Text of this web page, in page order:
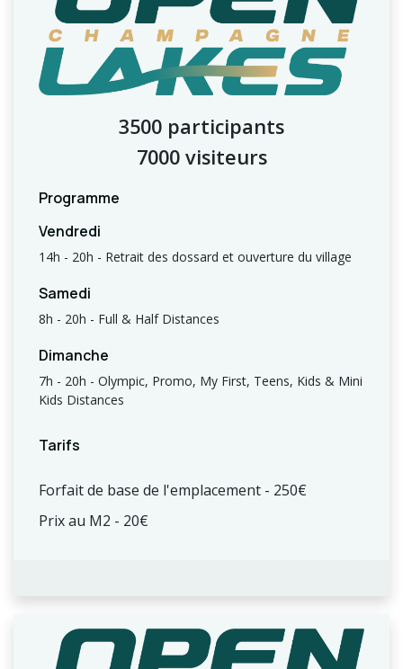
3500 participants
7000 visiteurs
Programme
Vendredi
14h - 20h - Retrait des dossard et ouverture du village
Samedi
8h - 20h - Full & Half Distances
Dimanche
7h - 20h - Olympic, Promo, My First, Teens, Kids & Mini
Kids Distances
Tarifs
Forfait de base de l'emplacement - 250€
Prix au M2 - 20€